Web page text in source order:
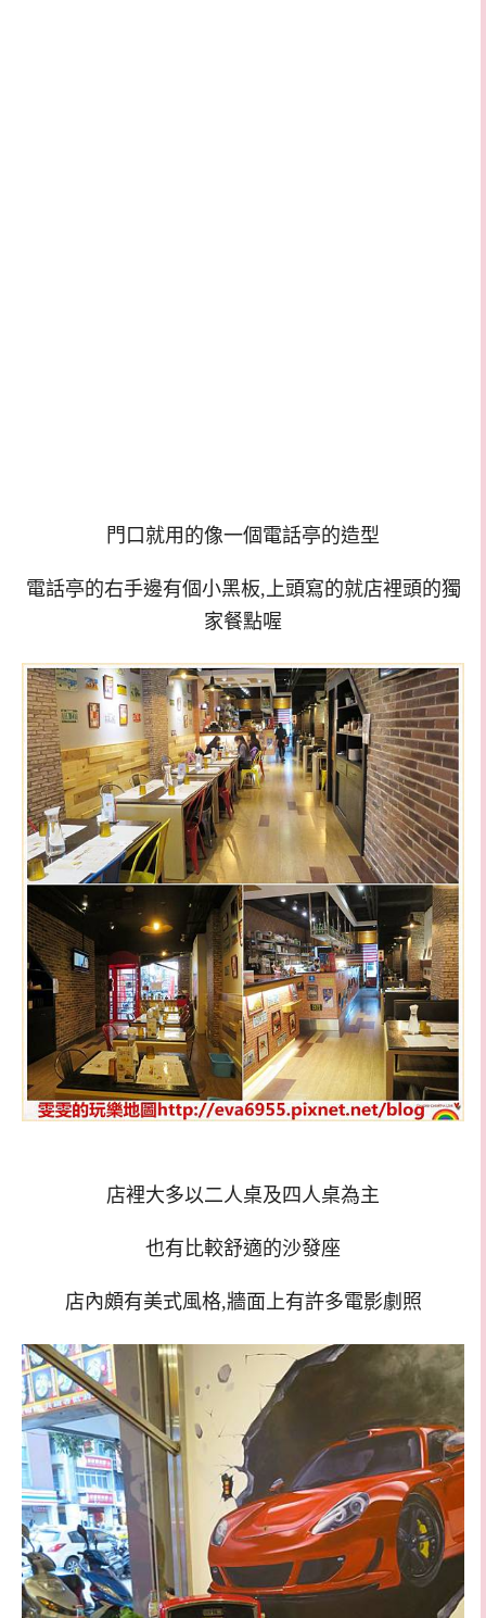
門口就用的像一個電話亭的造型
電話亭的右手邊有個小黑板,上頭寫的就店裡頭的獨
家餐點喔
店裡大多以二人桌及四人桌為主
也有比較舒適的沙發座
店內頗有美式風格,牆面上有許多電影劇照